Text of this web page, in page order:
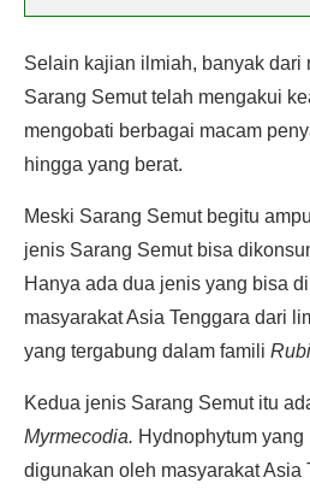
Selain kajian ilmiah, banyak dari
Sarang Semut telah mengakui
mengobati berbagai macam
hingga yang berat.
Meski Sarang Semut begitu
jenis Sarang Semut bisa
Hanya ada dua jenis yang bisa
masyarakat Asia Tenggara dari
yang tergabung dalam famili
Kedua jenis Sarang Semut itu
Myrmecodia. Hydnophytum
digunakan oleh masyarakat Asia